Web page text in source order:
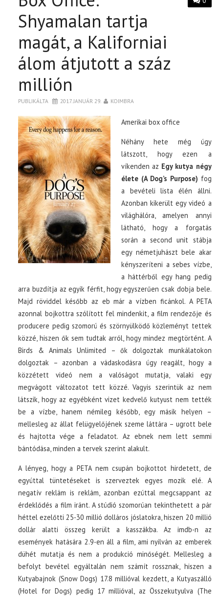
Shyamalan tartja
magát, a Kaliforniai
álom átjutott a száz
millión
PUBLIKÁLTA 2017. JANUÁR 29. KOIMBRA
Amerikai box office
Néhány hete még úgy
látszott, hogy ezen a
víkenden az Egy kutya négy
élete (A Dog’s Purpose) fog
a bevételi lista élén állni.
Azonban kikerült egy videó a
világhálóra, amelyen annyi
látható, hogy a forgatás
során a second unit stábja
egy németjuhászt bele akar
kényszeríteni a sebes vízbe,
a háttérből egy hang pedig
arra buzdítja az egyik férfit, hogy egyszerűen csak dobja bele.
Majd röviddel később az eb már a vízben ficánkol. A PETA
azonnal bojkottra szólított fel mindenkit, a film rendezője és
producere pedig szomorú és szörnyülködő közleményt tettek
közzé, hiszen ők sem tudtak arról, hogy mindez megtörtént. A
Birds & Animals Unlimited – ők dolgoztak munkálatokon
dolgoztak – azonban a vádaskodásra úgy reagált, hogy a
közzétett videó nem a valóságot mutatja, valaki egy
megvágott változatot tett közzé. Vagyis szerintük az nem
látszik, hogy az egyébként vizet kedvelő kutyust nem tették
be a vízbe, hanem némileg később, egy másik helyen –
mellesleg az állat felügyelőjének szeme láttára – ugrott bele
és hajtotta vége a feladatot. Az ebnek nem lett semmi
bántódása, minden a tervek szerint alakult.
A lényeg, hogy a PETA nem csupán bojkottot hirdetett, de
egyúttal tüntetéseket is szerveztek egyes mozik elé. A
negatív reklám is reklám, azonban ezúttal megcsappant az
érdeklődés a film iránt. A stúdió szomorúan tekinthetett a pár
héttel ezelőtti 25-30 millió dolláros jóslatokra, hiszen 20 millió
dollár alatti összeg került a kasszákba. Az imdb-n az
események hatására 2.9-en áll a film, ami nyilván az emberek
dühét mutatja és nem a produkció minőségét. Mellesleg a
befolyt bevétel egyáltalán nem számít rossznak, hiszen a
Kutyabajnok (Snow Dogs) 17.8 millióval kezdett, a Kutyaszálló
(Hotel for Dogs) pedig 17 millióval, az Összekutyulva (The